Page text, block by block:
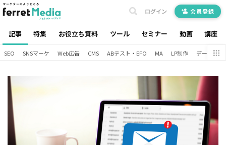
記事 特集 お役立ち資料 ツール セミナー 動画 講座
ログイン 会員登録
SEO SNSマーケ Web広告 CMS ABテスト・EFO MA LP制作 データ分析